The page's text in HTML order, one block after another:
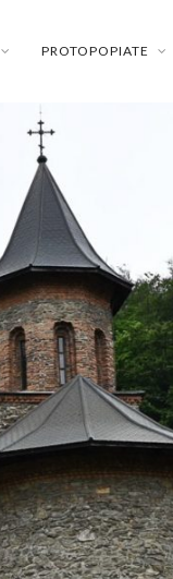
PROTOPOPIATE